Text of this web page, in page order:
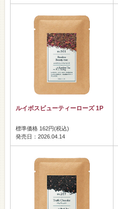
ルイボスビューティーローズ 1P
標準価格 162円(税込)
発売日：2026.04.14